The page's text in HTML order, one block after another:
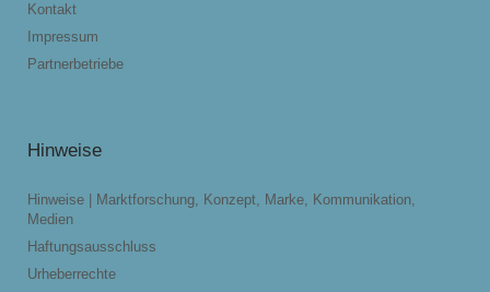
Kontakt
Impressum
Partnerbetriebe
Hinweise
Hinweise | Marktforschung, Konzept, Marke, Kommunikation,
Medien
Haftungsausschluss
Urheberrechte